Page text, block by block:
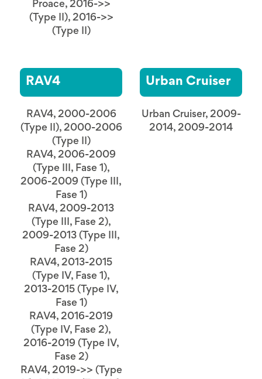
Proace, 2016->>
(Type II), 2016->>
(Type II)
RAV4
RAV4, 2000-2006
(Type II), 2000-2006
(Type II)
RAV4, 2006-2009
(Type III, Fase 1),
2006-2009 (Type III,
Fase 1)
RAV4, 2009-2013
(Type III, Fase 2),
2009-2013 (Type III,
Fase 2)
RAV4, 2013-2015
(Type IV, Fase 1),
2013-2015 (Type IV,
Fase 1)
RAV4, 2016-2019
(Type IV, Fase 2),
2016-2019 (Type IV,
Fase 2)
RAV4, 2019->> (Type
Urban Cruiser
Urban Cruiser, 2009-
2014, 2009-2014